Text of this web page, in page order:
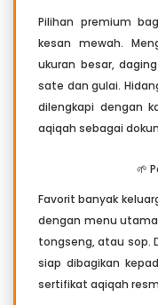
Pilihan premium
kesan mewah.
ukuran besar,
sate dan gulai.
dilengkapi dengan
aqiqah sebagai
🌱
Favorit banyak
dengan menu
tongseng, atau sop.
siap dibagikan
sertifikat aqiqah